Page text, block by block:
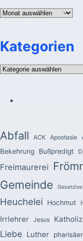
Archiv
Kategorien
Kategorien
Abfall ACK Apostasie
Bekehrung Bußpredigt
Freimaurerei
Gemeinde
Heuchelei Hochmut
Irrlehrer Jesus
Liebe Luther pharisäer